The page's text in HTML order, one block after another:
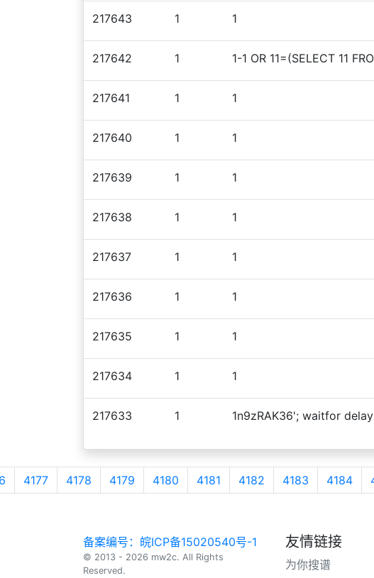
217643 1 1
217642 1 1-1 OR 11=(SELECT 11
217641 1 1
217640 1 1
217639 1 1
217638 1 1
217637 1 1
217636 1 1
217635 1 1
217634 1 1
217633 1 1n9zRAK36'; waitfor
4177 4178 4179 4180 4181 4182 4183 4184
备案编号：皖ICP备15020540号-1
© 2013 - 2026 mw2c. All Rights
Reserved.
友情链接
为你搜谱